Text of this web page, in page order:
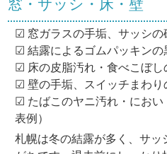
窓・サッシ・床・壁
☑ 窓ガラスの手垢、サッシの
☑ 結露によるゴムパッキンの
☑ 床の皮脂汚れ・食べこぼし
☑ 壁の手垢、スイッチまわり
☑ たばこのヤニ汚れ・にお
表例）
札幌は冬の結露が多く、サッ